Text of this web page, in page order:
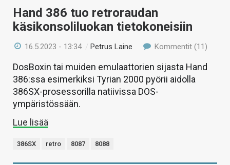
Hand 386 tuo retroraudan
käsikonsoliluokan tietokoneisiin
16.5.2023 - 13:34 /Petrus Laine Kommentit (11)
DosBoxin tai muiden emulaattorien sijasta Hand
386:ssa esimerkiksi Tyrian 2000 pyörii aidolla
386SX-prosessorilla natiivissa DOS-
ympäristössään.
Lue lisää
386SX retro 8087 8088